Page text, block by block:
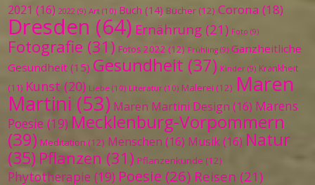
2021 (16) 2022 (9) Art (10) Buch (14) Bücher (12) Corona (18)
Dresden (64) Ernährung (21) Foto (9)
Fotografie (31) Fotos 2022 (12) Frühling (9) Ganzheitliche
Gesundheit (15) Gesundheit (37) Kinder (9) Krankheit
(11) Kunst (20) Liebe (10) Literatur (10) Malerei (12) Maren
Martini (53) Maren Martini Design (16) Marens
Poesie (19) Mecklenburg-Vorpommern
(39) Meditation (12) Menschen (16) Musik(16) Natur
(35) Pflanzen (31) Pflanzenkunde (12)
Phytotherapie (19) Poesie (26) Reisen (21)